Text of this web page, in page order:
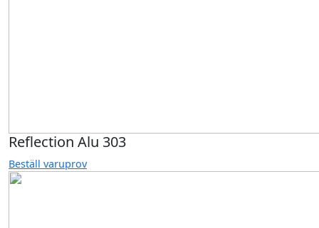
Reflection Alu 303
Beställ varuprov